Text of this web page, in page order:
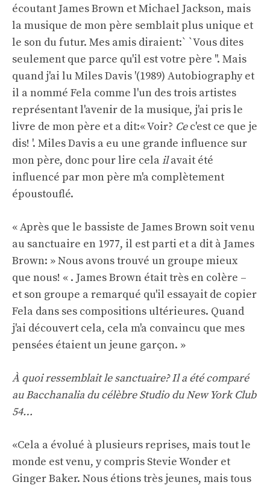
écoutant James Brown et Michael Jackson, mais
la musique de mon père semblait plus unique et
le son du futur. Mes amis diraient:` `Vous dites
seulement que parce qu'il est votre père ''. Mais
quand j'ai lu Miles Davis '(1989) Autobiography et
il a nommé Fela comme l'un des trois artistes
représentant l'avenir de la musique, j'ai pris le
livre de mon père et a dit:« Voir? Cec'est ce que je
dis! '. Miles Davis a eu une grande influence sur
mon père, donc pour lire celailavait été
influencé par mon père m'a complètement
époustouflé.
« Après que le bassiste de James Brown soit venu
au sanctuaire en 1977, il est parti et a dit à James
Brown: » Nous avons trouvé un groupe mieux
que nous! « . James Brown était très en colère –
et son groupe a remarqué qu'il essayait de copier
Fela dans ses compositions ultérieures. Quand
j'ai découvert cela, cela m'a convaincu que mes
pensées étaient un jeune garçon. »
À quoi ressemblait le sanctuaire? Il a été comparé
au Bacchanalia du célèbre Studio du New York Club
54…
«Cela a évolué à plusieurs reprises, mais tout le
monde est venu, y compris Stevie Wonder et
Ginger Baker. Nous étions très jeunes, mais tous